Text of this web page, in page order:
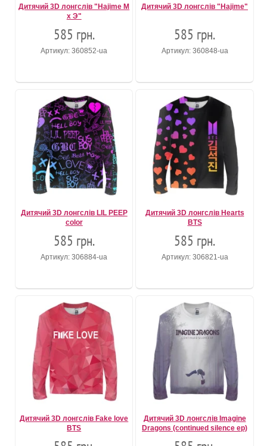
Дитячий 3D лонгслів "Hajime M
x Э"
585 грн.
Артикул: 360852-ua
Дитячий 3D лонгслів "Hajime"
585 грн.
Артикул: 360848-ua
Дитячий 3D лонгслів LIL PEEP
color
585 грн.
Артикул: 306884-ua
Дитячий 3D лонгслів Hearts
BTS
585 грн.
Артикул: 306821-ua
Дитячий 3D лонгслів Fake love
BTS
Дитячий 3D лонгслів Imagine
Dragons (continued silence ep)